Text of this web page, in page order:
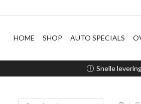
HOME SHOP AUTO SPECIALS
Snelle